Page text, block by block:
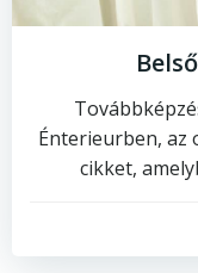
Énterieurben, az
cikket,